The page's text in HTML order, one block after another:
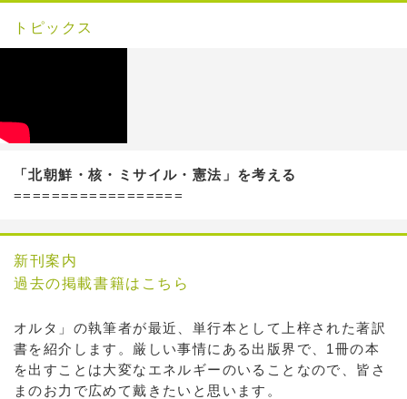
トピックス
「北朝鮮・核・ミサイル・憲法」を考える
==================
新刊案内
過去の掲載書籍はこちら
オルタ」の執筆者が最近、単行本として上梓された著訳
書を紹介します。厳しい事情にある出版界で、1冊の本
を出すことは大変なエネルギーのいることなので、皆さ
まのお力で広めて戴きたいと思います。